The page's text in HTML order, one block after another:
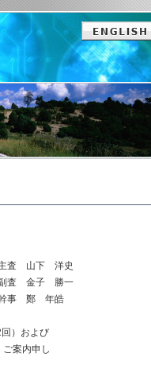
史
一
）および
案内申し